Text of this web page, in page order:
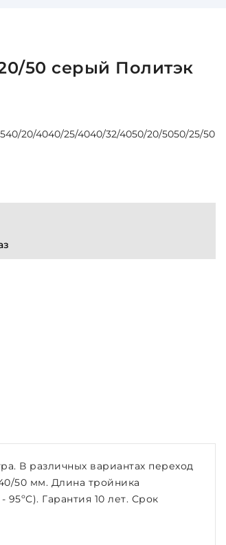
50 серый Политэк
40/20/4040/25/4040/32/4050/20/5050/25/50
В различных вариантах переход
50 мм. Длина тройника
Гарантия 10 лет. Срок